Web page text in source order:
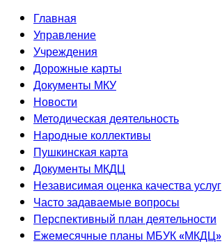
Главная
Управление
Учреждения
Дорожные карты
Документы МКУ
Новости
Методическая деятельность
Народные коллективы
Пушкинская карта
Документы МКДЦ
Независимая оценка качества услуг
Часто задаваемые вопросы
Перспективный план деятельности
Ежемесячные планы МБУК «МКДЦ»